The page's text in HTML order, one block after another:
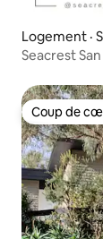
Logement ·
Seacrest
Coup de
Coup de